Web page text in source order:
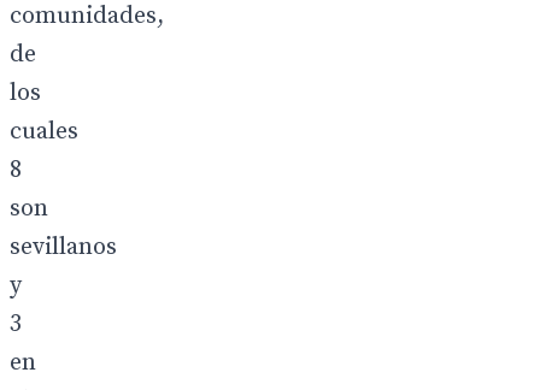
comunidades,
de
los
cuales
8
son
sevillanos
y
3
en